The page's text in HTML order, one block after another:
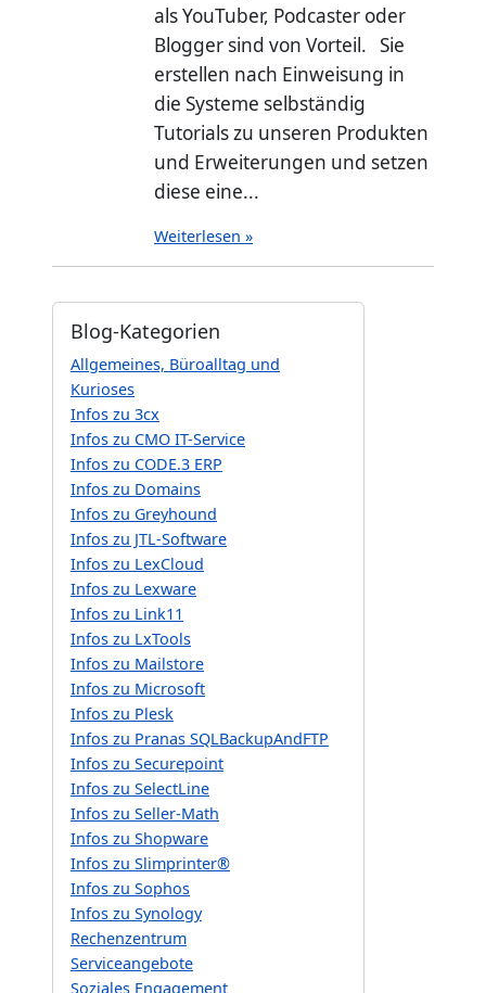
als YouTuber, Podcaster oder
Blogger sind von Vorteil. Sie
erstellen nach Einweisung in
die Systeme selbständig
Tutorials zu unseren Produkten
und Erweiterungen und setzen
diese eine...
Weiterlesen »
Blog-Kategorien
Allgemeines, Büroalltag und
Kurioses
Infos zu 3cx
Infos zu CMO IT-Service
Infos zu CODE.3 ERP
Infos zu Domains
Infos zu Greyhound
Infos zu JTL-Software
Infos zu LexCloud
Infos zu Lexware
Infos zu Link11
Infos zu LxTools
Infos zu Mailstore
Infos zu Microsoft
Infos zu Plesk
Infos zu Pranas SQLBackupAndFTP
Infos zu Securepoint
Infos zu SelectLine
Infos zu Seller-Math
Infos zu Shopware
Infos zu Slimprinter®
Infos zu Sophos
Infos zu Synology
Rechenzentrum
Serviceangebote
Soziales Engagement